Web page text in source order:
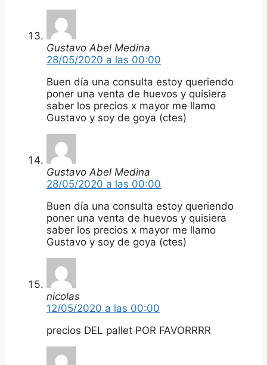
Gustavo Abel Medina
28/05/2020 a las 00:00
Buen día una consulta estoy queriendo
poner una venta de huevos y quisiera
saber los precios x mayor me llamo
Gustavo y soy de goya (ctes)
Gustavo Abel Medina
28/05/2020 a las 00:00
Buen día una consulta estoy queriendo
poner una venta de huevos y quisiera
saber los precios x mayor me llamo
Gustavo y soy de goya (ctes)
nicolas
12/05/2020 a las 00:00
precios DEL pallet POR FAVORRRR